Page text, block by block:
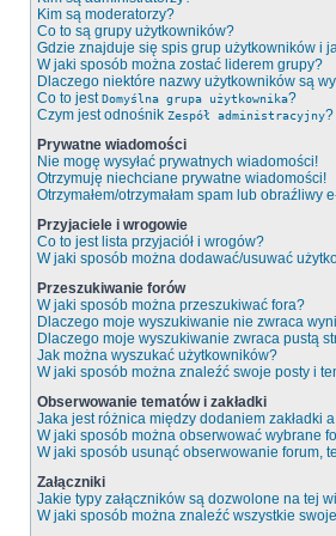
Kim są moderatorzy?
Co to są grupy użytkowników?
Gdzie znajduje się spis grup użytkowników i
W jaki sposób można zostać liderem grupy?
Dlaczego niektóre nazwy użytkowników są
Co to jestDomyślna grupa użytkownika?
Czym jest odnośnik Zespół administracyjny?
Prywatne wiadomości
Nie mogę wysyłać prywatnych wiadomości!
Otrzymuję niechciane prywatne wiadomości!
Otrzymałem/otrzymałam spam lub obraźliwy
Przyjaciele i wrogowie
Co to jest lista przyjaciół i wrogów?
W jaki sposób można dodawać/usuwać
Przeszukiwanie forów
W jaki sposób można przeszukiwać fora?
Dlaczego moje wyszukiwanie nie zwraca
Dlaczego moje wyszukiwanie zwraca pustą
Jak można wyszukać użytkowników?
W jaki sposób można znaleźć swoje posty i
Obserwowanie tematów i zakładki
Jaka jest różnica między dodaniem zakładki
W jaki sposób można obserwować wybrane
W jaki sposób usunąć obserwowanie forum,
Załączniki
Jakie typy załączników są dozwolone na tej
W jaki sposób można znaleźć wszystkie